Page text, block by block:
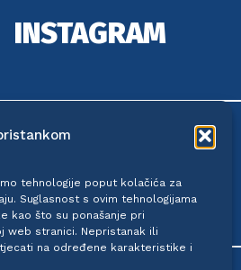
tehnologije poput kolačića za
Suglasnost s ovim tehnologijama
kao što su ponašanje pri
web stranici. Nepristanak ili
na određene karakteristike i
INSTAGRAM